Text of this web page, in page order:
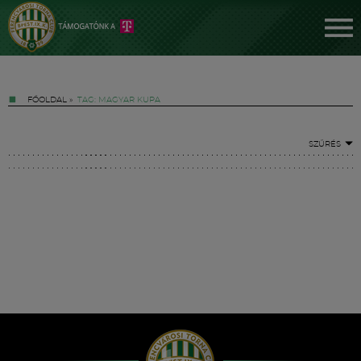
FŐOLDAL » TAG: MAGYAR KUPA
SZŰRÉS
Hírek